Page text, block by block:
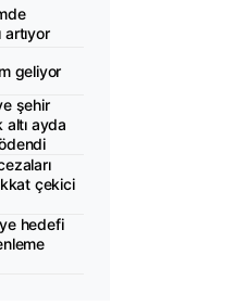
geliyor
şehir
altı ayda
çekici
hedefi